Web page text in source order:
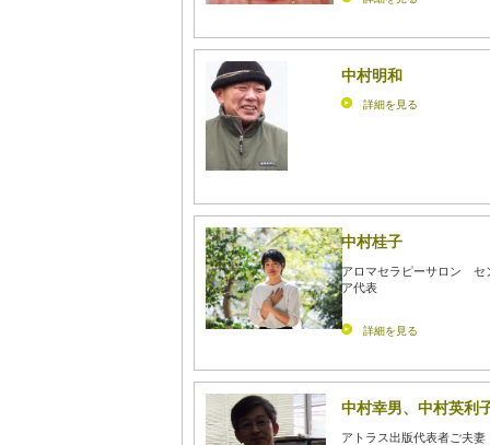
中村明和
詳細を見る
中村桂子
アロマセラピーサロン セ
ア代表
詳細を見る
中村幸男、中村英利
アトラス出版代表者ご夫妻